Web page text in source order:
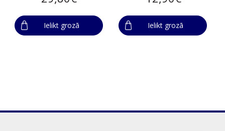
Ielikt grozā Ielikt grozā